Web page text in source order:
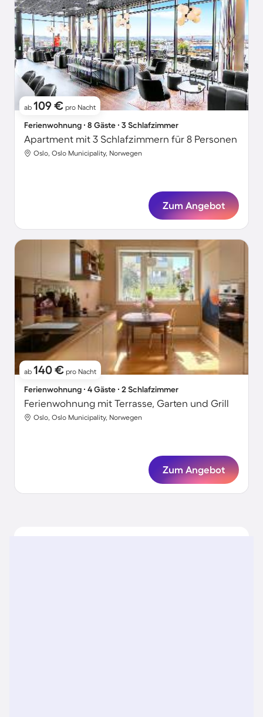
ab 109 € pro Nacht
Ferienwohnung ∙ 8 Gäste ∙ 3 Schlafzimmer
Apartment mit 3 Schlafzimmern für 8 Personen
Oslo, Oslo Municipality, Norwegen
Zum Angebot
ab 140 € pro Nacht
Ferienwohnung ∙ 4 Gäste ∙ 2 Schlafzimmer
Ferienwohnung mit Terrasse, Garten und Grill
Oslo, Oslo Municipality, Norwegen
Zum Angebot